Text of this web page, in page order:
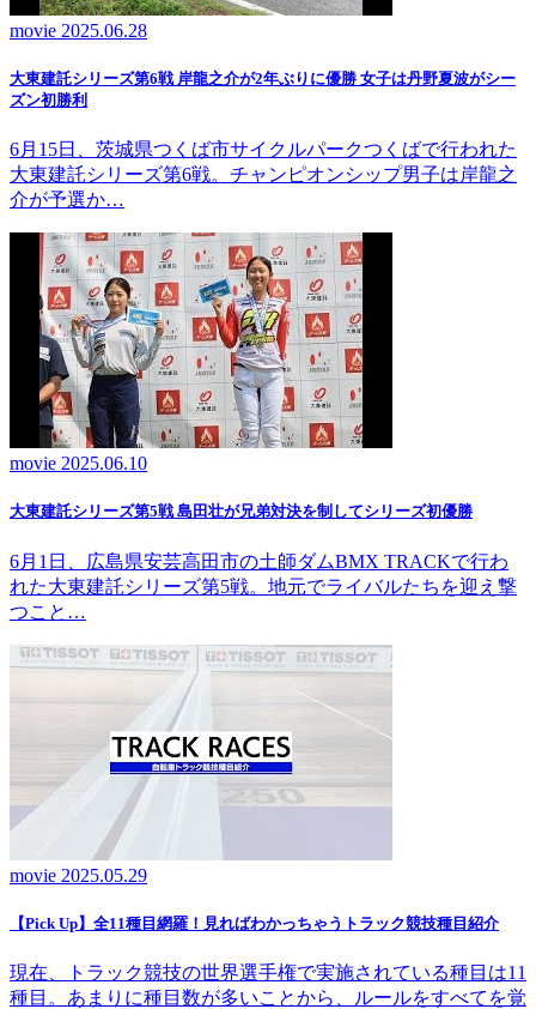
movie 2025.06.28
大東建託シリーズ第6戦 岸龍之介が2年ぶりに優勝 女子は丹野夏波がシー
ズン初勝利
6月15日、茨城県つくば市サイクルパークつくばで行われた
大東建託シリーズ第6戦。チャンピオンシップ男子は岸龍之
介が予選か…
movie 2025.06.10
大東建託シリーズ第5戦 島田壮が兄弟対決を制してシリーズ初優勝
6月1日、広島県安芸高田市の土師ダムBMX TRACKで行わ
れた大東建託シリーズ第5戦。地元でライバルたちを迎え撃
つこと…
movie 2025.05.29
【Pick Up】全11種目網羅！見ればわかっちゃうトラック競技種目紹介
現在、トラック競技の世界選手権で実施されている種目は11
種目。あまりに種目数が多いことから、ルールをすべてを覚